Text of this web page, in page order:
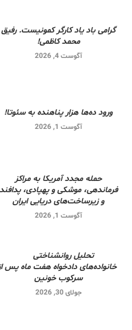
گرامی باد یاد کارگر کمونیست. رفیق
محمد کاظمی!
آگوست 4, 2026
ورود ده‌ها هزار پناهنده به سئوتا!
آگوست 1, 2026
حمله مجدد آمریکا به مراکز
فرماندهی، موشکی و پهپادی، پدافند
و زیرساخت‌های دریایی ایران
آگوست 1, 2026
تحلیل روانشناختی
خانواده‌های دادخواه هفت ماه پس
سرکوب خونین
جولای 30, 2026